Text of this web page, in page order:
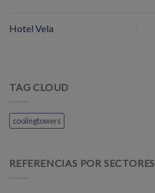
TAG CLOUD
coolingtowers
REFERENCIAS POR SECTORES
Hotel Vela